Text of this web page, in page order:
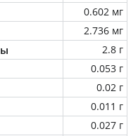
0.602 мг
2.736 мг
2.8 г
0.053 г
0.02 г
0.011 г
0.027 г